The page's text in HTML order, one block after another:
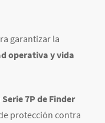
garantizar la
operativa y vida
Serie 7P de Finder
protección contra